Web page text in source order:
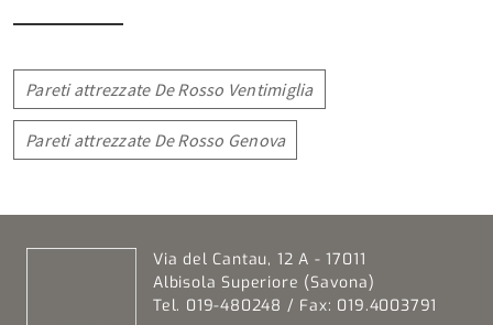
Pareti attrezzate De Rosso Ventimiglia
Pareti attrezzate De Rosso Genova
Via del Cantau, 12 A - 17011
Albisola Superiore (Savona)
Tel. 019-480248 / Fax: 019.4003791